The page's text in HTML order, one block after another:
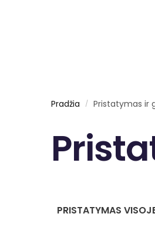
Pradžia / Pristatymas ir
PRISTATYMAS